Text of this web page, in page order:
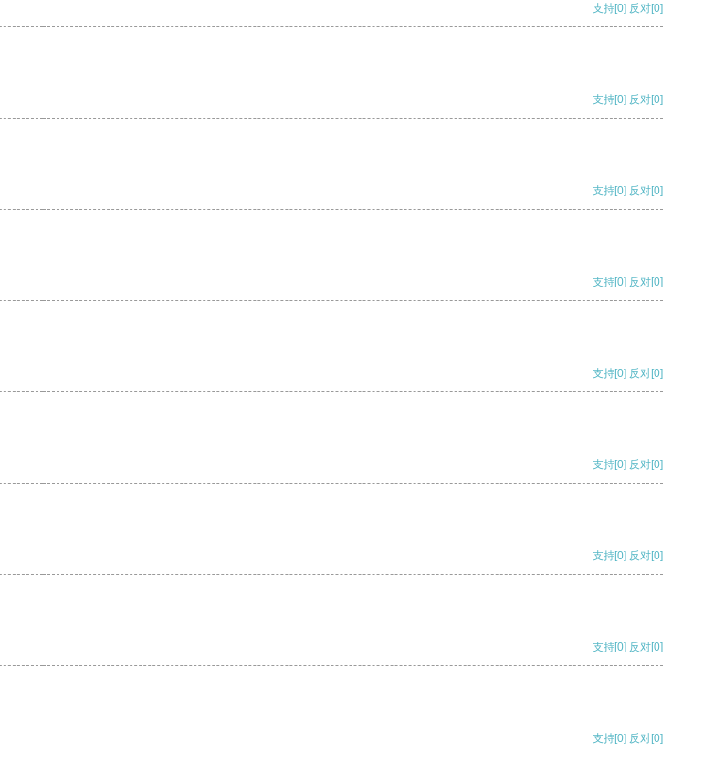
支持[0] 反对[0]
支持[0] 反对[0]
支持[0] 反对[0]
支持[0] 反对[0]
支持[0] 反对[0]
支持[0] 反对[0]
支持[0] 反对[0]
支持[0] 反对[0]
支持[0] 反对[0]